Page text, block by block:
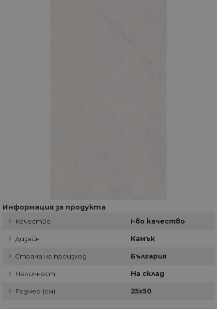
Информация за продукта
Качество I-во качество
Дизайн Камък
Страна на произход България
Наличност На склад
Размер (см) 25x50